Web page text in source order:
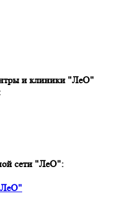
и клиники "ЛеО"
сети "ЛеО":